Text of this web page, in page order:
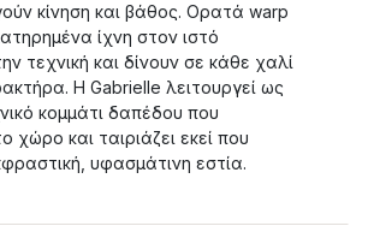
κίνηση και βάθος. Ορατά warp
ίχνη στον ιστό
τεχνική και δίνουν σε κάθε χαλί
Η Gabrielle λειτουργεί ως
κομμάτι δαπέδου που
χώρο και ταιριάζει εκεί που
υφασμάτινη εστία.